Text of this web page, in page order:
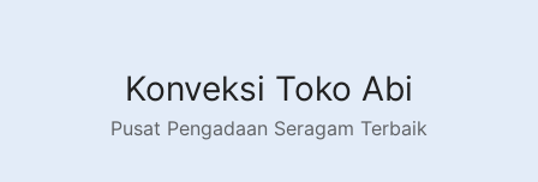
Konveksi Toko Abi
Pusat Pengadaan Seragam Terbaik